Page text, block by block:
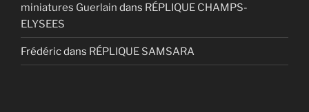
miniatures Guerlain dans RÉPLIQUE CHAMPS-
ELYSEES
Frédéricdans RÉPLIQUE SAMSARA